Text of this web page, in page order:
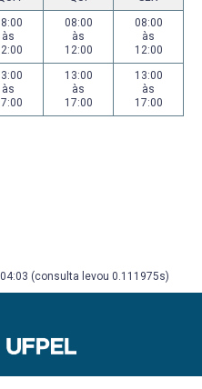
às
08:00
às
12:00
08:00
às
12:00
às
13:00
às
17:00
13:00
às
17:00
(consulta levou 0.111975s)